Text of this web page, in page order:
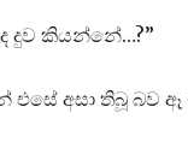
දුව කියන්නේ…?”
එසේ අසා තිබූ බව